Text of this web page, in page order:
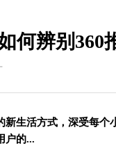
何辨别360
生活方式，深受每
户的...